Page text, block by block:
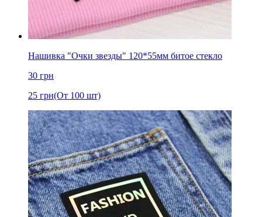
Нашивка "Очки звезды" 120*55мм битое стекло
30 грн
25 грн(От 100 шт)